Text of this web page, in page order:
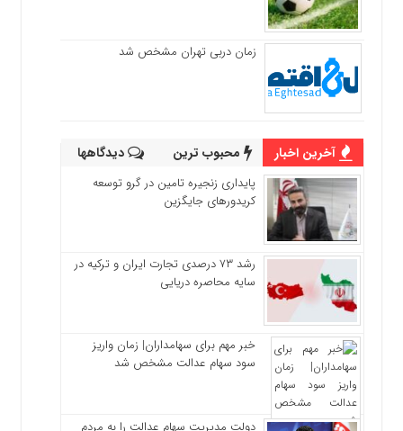
زمان دربی تهران مشخص شد
آخرین اخبار محبوب ترین دیدگاهها
پایداری زنجیره تامین در گرو توسعه
کریدورهای جایگزین
رشد ۷۳ درصدی تجارت ایران و ترکیه در
سایه محاصره دریایی
خبر مهم برای سهامداران| زمان واریز
سود سهام عدالت مشخص شد
دولت مدیریت سهام عدالت را به مردم